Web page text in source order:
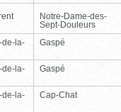
Notre-Dame-des-
Sept-Douleurs
de-la-
Gaspé
de-la-
Gaspé
de-la-
Cap-Chat